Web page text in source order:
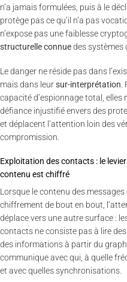
n’a jamais formulées, puis à le
protège pas ce qu’il n’a pas
n’expose pas une faiblesse
structurelle connuedes systèmes
Le danger ne réside pas dans
mais dans leursur-interprétation
capacité d’espionnage total,
défiance injustifié envers des
et déplacent l’attention loin des
compromission.
Exploitation des contacts : le
contenu est chiffré
Lorsque le contenu des
chiffrement de bout en bout,
déplace vers une autre surface :
contacts ne consiste pas à lire
des informations à partir du
communique avec qui, à quelle
et avec quelles synchronisations.